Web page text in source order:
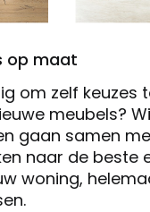
op maat
om zelf keuzes
meubels?
gaan samen
naar de beste
woning,